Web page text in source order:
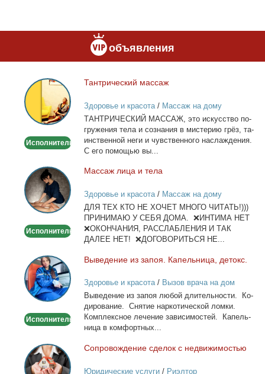
объявления
Тантрический
массаж
Исполнитель
Тан­три­че­ский мас­саж
Здоровье и красота/ Массаж на дому
ТАНТРИЧЕСКИЙ МАССАЖ, это ис­кус­ство по­
гру­же­ния те­ла и со­зна­ния в ми­сте­рию грёз, та­
ин­ствен­ной неги и чув­ствен­но­го на­сла­жде­ния.
С его по­мо­щью вы...
Массаж
лица
и
тела
Исполнитель
Мас­саж ли­ца и те­ла
Здоровье и красота/ Массаж на дому
ДЛЯ ТЕХ КТО НЕ ХОЧЕТ МНОГО ЧИТАТЬ!)))
ПРИНИМАЮ У СЕБЯ ДОМА. ❌ИНТИМА НЕТ
❌ОКОНЧАНИЯ, РАССЛАБЛЕНИЯ И ТАК
ДАЛЕЕ НЕТ! ❌ДОГОВОРИТЬСЯ НЕ...
Выведение
из
запоя.
Капельница,
Исполнитель
Вы­ве­де­ние из за­поя. Ка­пель­ни­ца, де­токс.
Здоровье и красота/ Вызов врача на дом
Вы­ве­де­ние из за­поя лю­бой дли­тель­но­сти. Ко­
ди­ро­ва­ние. Сня­тие нар­ко­ти­че­ской лом­ки.
Ком­плекс­ное ле­че­ние за­ви­си­мо­стей. Ка­пель­
ни­ца в ком­форт­ных...
Сопровождение
сделок
Со­про­вож­де­ние сде­лок с недви­жи­мо­стью
Юридические услуги/ Риэлтор